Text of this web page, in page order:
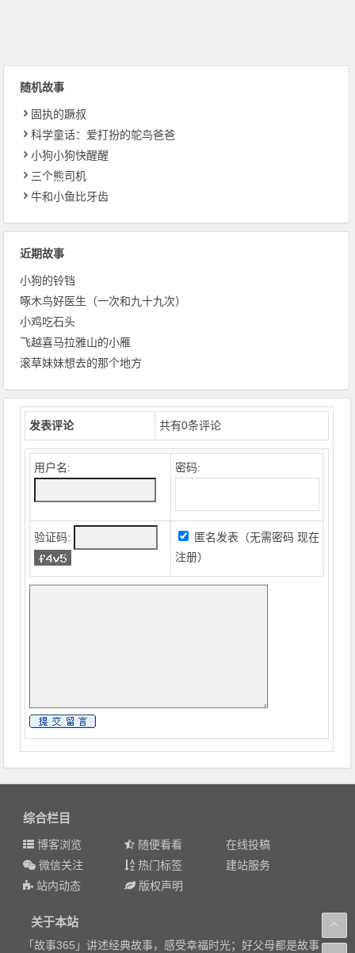
随机故事
固执的蹶叔
科学童话：爱打扮的鸵鸟爸爸
小狗小狗快醒醒
三个熊司机
牛和小鱼比牙齿
近期故事
小狗的铃铛
啄木鸟好医生（一次和九十九次）
小鸡吃石头
飞越喜马拉雅山的小雁
滚草妹妹想去的那个地方
发表评论 共有0条评论
用户名: 密码:
验证码: 匿名发表（无需密码现在
注册）
综合栏目
博客浏览 随便看看
在线投稿
微信关注
热门标签
建站服务
站内动态
版权声明
关于本站
「故事365」讲述经典故事，感受幸福时光；好父母都是故事